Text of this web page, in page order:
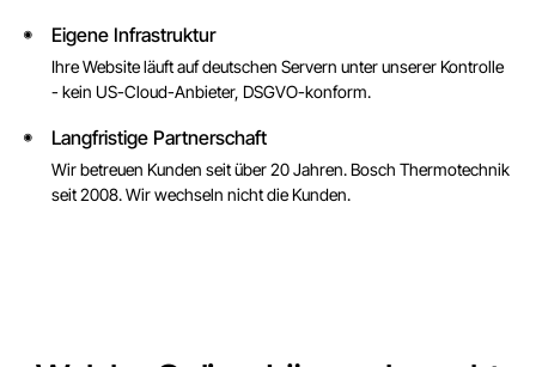
◉ Eigene Infrastruktur
Ihre Website läuft auf deutschen Servern unter unserer Kontrolle
- kein US-Cloud-Anbieter, DSGVO-konform.
◉ Langfristige Partnerschaft
Wir betreuen Kunden seit über 20 Jahren. Bosch Thermotechnik
seit 2008. Wir wechseln nicht die Kunden.